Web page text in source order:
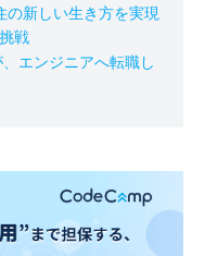
の新しい生き方を実現
戦
エンジニアへ転職し